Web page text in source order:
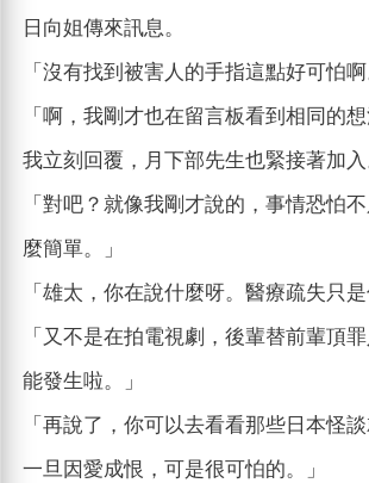
日向姐傳來訊息。
「沒有找到被害人的手指這點好可怕啊
「啊，我剛才也在留言板看到相同的想
我立刻回覆，月下部先生也緊接著加入
「對吧？就像我剛才說的，事情恐怕
麼簡單。」
「雄太，你在說什麼呀。醫療疏失只是
「又不是在拍電視劇，後輩替前輩頂
能發生啦。」
「再說了，你可以去看看那些日本怪
一旦因愛成恨，可是很可怕的。」